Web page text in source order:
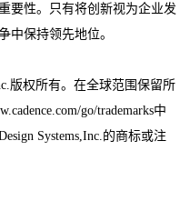
要性。只有将创新视为企业发
中保持领先地位。
版权所有。在全球范围保留所
go/trademarks中
Systems,Inc.的商标或注